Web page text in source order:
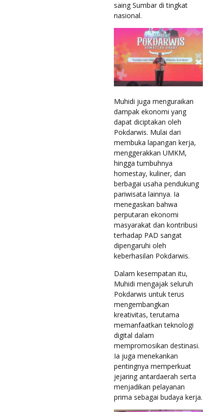
saing Sumbar di tingkat
nasional.
Muhidi juga menguraikan
dampak ekonomi yang
dapat diciptakan oleh
Pokdarwis. Mulai dari
membuka lapangan kerja,
menggerakkan UMKM,
hingga tumbuhnya
homestay, kuliner, dan
berbagai usaha pendukung
pariwisata lainnya. Ia
menegaskan bahwa
perputaran ekonomi
masyarakat dan kontribusi
terhadap PAD sangat
dipengaruhi oleh
keberhasilan Pokdarwis.
Dalam kesempatan itu,
Muhidi mengajak seluruh
Pokdarwis untuk terus
mengembangkan
kreativitas, terutama
memanfaatkan teknologi
digital dalam
mempromosikan destinasi.
Ia juga menekankan
pentingnya memperkuat
jejaring antardaerah serta
menjadikan pelayanan
prima sebagai budaya kerja.